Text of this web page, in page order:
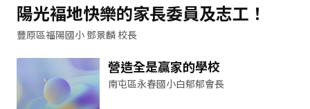
陽光褔地快樂的家長委員及志工！
豐原區福陽國小 鄧景麟 校長
營造全是贏家的學校
南屯區永春國小白郁郁會長